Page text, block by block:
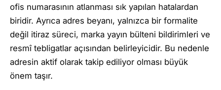
ofis numarasının atlanması sık yapılan hatalardan
biridir. Ayrıca adres beyanı, yalnızca bir formalite
değil itiraz süreci, marka yayın bülteni bildirimleri ve
resmî tebligatlar açısından belirleyicidir. Bu nedenle
adresin aktif olarak takip ediliyor olması büyük
önem taşır.